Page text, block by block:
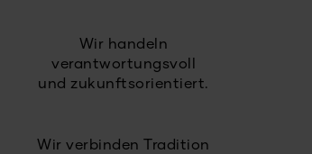
Wir handeln
verantwortungsvoll
und zukunftsorientiert.
Wir verbinden Tradition